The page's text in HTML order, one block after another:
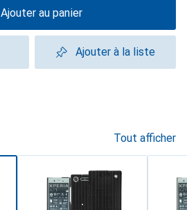
Ajouter au panier
Ajouter à la liste
Tout afficher